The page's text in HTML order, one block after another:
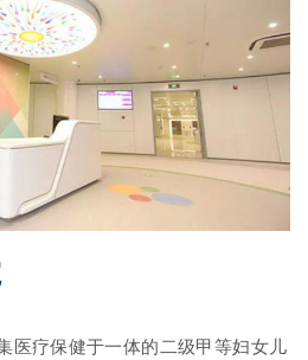
医疗保健于一体的二级甲等妇女儿